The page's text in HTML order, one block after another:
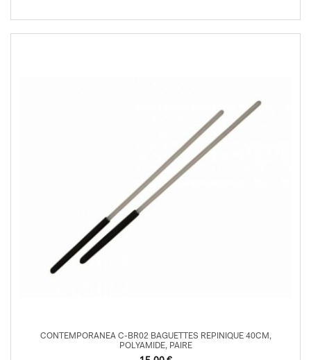
CONTEMPORANEA C-BR02 BAGUETTES REPINIQUE 40CM,
POLYAMIDE, PAIRE